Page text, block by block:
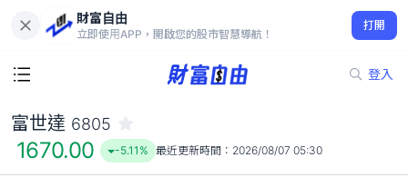
財富自由
立即使用APP，開啟您的股市智慧導航！
打開
登入
1670.00
-5.11%
富世達 6805
1670.00 -5.11% 最近更新時間： 2026/08/07 05:30